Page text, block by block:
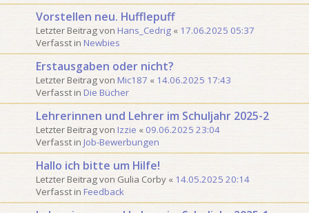
Vorstellen neu. Hufflepuff
Letzter Beitrag von Hans_Cedrig « 17.06.2025 05:37
Verfasst in Newbies
Erstausgaben oder nicht?
Letzter Beitrag von Mic187 « 14.06.2025 17:43
Verfasst in Die Bücher
Lehrerinnen und Lehrer im Schuljahr 2025-2
Letzter Beitrag von Izzie « 09.06.2025 23:04
Verfasst in Job-Bewerbungen
Hallo ich bitte um Hilfe!
Letzter Beitrag von Gulia Corby « 14.05.2025 20:14
Verfasst in Feedback